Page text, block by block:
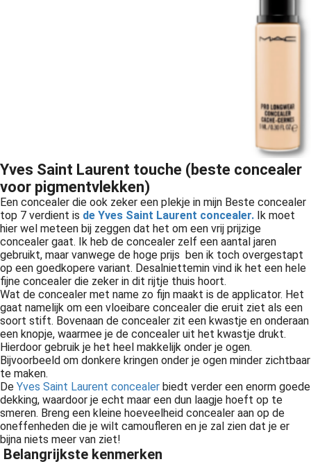
Yves Saint Laurent touche (beste concealer
voor pigmentvlekken)
Een concealer die ook zeker een plekje in mijn Beste concealer
top 7 verdient is de Yves Saint Laurent concealer. Ik moet
hier wel meteen bij zeggen dat het om een vrij prijzige
concealer gaat. Ik heb de concealer zelf een aantal jaren
gebruikt, maar vanwege de hoge prijs ben ik toch overgestapt
op een goedkopere variant. Desalniettemin vind ik het een hele
fijne concealer die zeker in dit rijtje thuis hoort.
Wat de concealer met name zo fijn maakt is de applicator. Het
gaat namelijk om een vloeibare concealer die eruit ziet als een
soort stift. Bovenaan de concealer zit een kwastje en onderaan
een knopje, waarmee je de concealer uit het kwastje drukt.
Hierdoor gebruik je het heel makkelijk onder je ogen.
Bijvoorbeeld om donkere kringen onder je ogen minder zichtbaar
te maken.
De Yves Saint Laurent concealer biedt verder een enorm goede
dekking, waardoor je echt maar een dun laagje hoeft op te
smeren. Breng een kleine hoeveelheid concealer aan op de
oneffenheden die je wilt camoufleren en je zal zien dat je er
bijna niets meer van ziet!
Belangrijkste kenmerken